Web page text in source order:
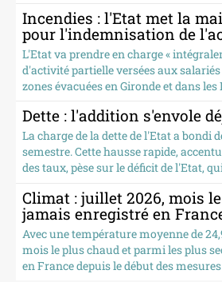
Incendies : l'Etat met la
pour l'indemnisation de
L'Etat va prendre en charge «
d'activité partielle versées aux salariés
zones évacuées en Gironde et dans les
Dette : l'addition s'envole
La charge de la dette de l'Etat a bondi
semestre. Cette hausse rapide,
des taux, pèse sur le déficit de l'Etat,
Climat : juillet 2026, mois
jamais enregistré en
Avec une température moyenne de
mois le plus chaud et parmi les plus
en France depuis le début des mesures